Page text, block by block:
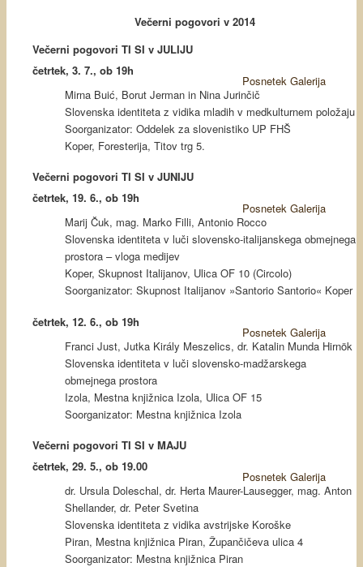
Večerni pogovori v 2014
Večerni pogovori TI SI v JULIJU
četrtek, 3. 7., ob 19h
Posnetek Galerija
Mirna Buić, Borut Jerman in Nina Jurinčič
Slovenska identiteta z vidika mladih v medkulturnem položaju
Soorganizator: Oddelek za slovenistiko UP FHŠ
Koper, Foresterija, Titov trg 5.
Večerni pogovori TI SI v JUNIJU
četrtek, 19. 6., ob 19h
Posnetek Galerija
Marij Čuk, mag. Marko Filli, Antonio Rocco
Slovenska identiteta v luči slovensko-italijanskega obmejnega
prostora – vloga medijev
Koper, Skupnost Italijanov, Ulica OF 10 (Circolo)
Soorganizator: Skupnost Italijanov »Santorio Santorio« Koper
četrtek, 12. 6., ob 19h
Posnetek Galerija
Franci Just, Jutka Király Meszelics, dr. Katalin Munda Hirnök
Slovenska identiteta v luči slovensko-madžarskega
obmejnega prostora
Izola, Mestna knjižnica Izola, Ulica OF 15
Soorganizator: Mestna knjižnica Izola
Večerni pogovori TI SI v MAJU
četrtek, 29. 5., ob 19.00
Posnetek Galerija
dr. Ursula Doleschal, dr. Herta Maurer-Lausegger, mag. Anton
Shellander, dr. Peter Svetina
Slovenska identiteta z vidika avstrijske Koroške
Piran, Mestna knjižnica Piran, Župančičeva ulica 4
Soorganizator: Mestna knjižnica Piran